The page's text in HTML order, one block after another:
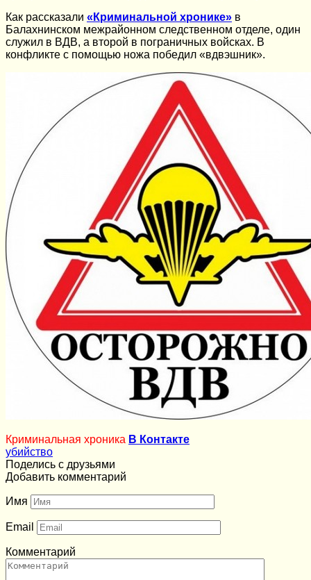
Как рассказали «Криминальной хронике» в
Балахнинском межрайонном следственном отделе, один
служил в ВДВ, а второй в пограничных войсках. В
конфликте с помощью ножа победил «вдвэшник».
Криминальная хроника В Контакте
убийство
Поделись с друзьями
Добавить комментарий
Имя
Email
Комментарий